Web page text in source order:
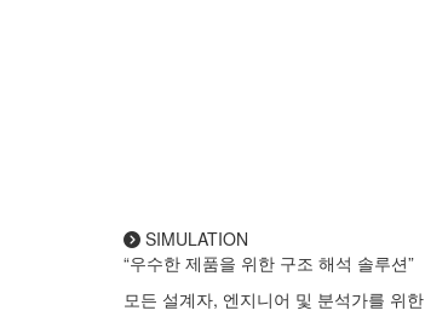
SIMULATION
“우수한 제품을 위한 구조 해석 솔루션”
모든 설계자, 엔지니어 및 분석가를 위한